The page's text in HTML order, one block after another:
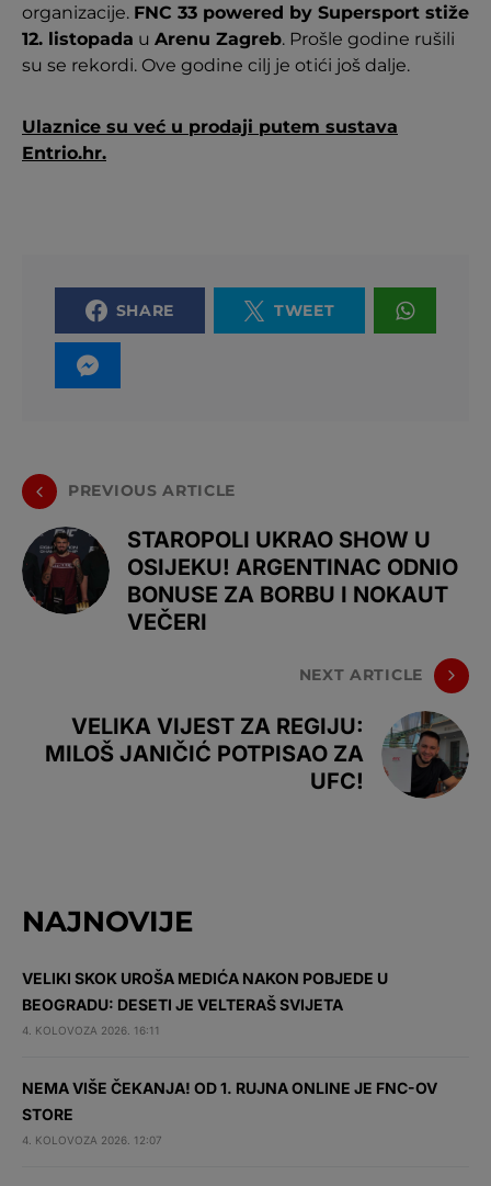
organizacije. FNC 33 powered by Supersport stiže
12. listopada u Arenu Zagreb. Prošle godine rušili
su se rekordi. Ove godine cilj je otići još dalje.
Ulaznice su već u prodaji putem sustava
Entrio.hr.
SHARE TWEET
PREVIOUS ARTICLE
STAROPOLI UKRAO SHOW U
OSIJEKU! ARGENTINAC ODNIO
BONUSE ZA BORBU I NOKAUT
VEČERI
NEXT ARTICLE
VELIKA VIJEST ZA REGIJU:
MILOŠ JANIČIĆ POTPISAO ZA
UFC!
NAJNOVIJE
VELIKI SKOK UROŠA MEDIĆA NAKON POBJEDE U
BEOGRADU: DESETI JE VELTERAŠ SVIJETA
4. KOLOVOZA 2026. 16:11
NEMA VIŠE ČEKANJA! OD 1. RUJNA ONLINE JE FNC-OV
STORE
4. KOLOVOZA 2026. 12:07